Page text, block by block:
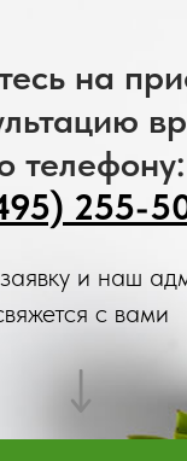
на
телефону:
255-
и наш
с вами